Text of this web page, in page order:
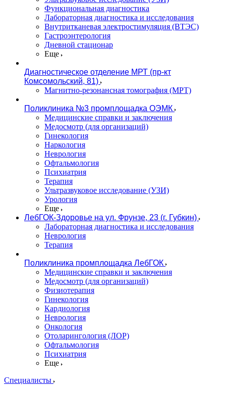
Функциональная диагностика
Лабораторная диагностика и исследования
Внутритканевая электростимуляция (ВТЭС)
Гастроэнтерология
Дневной стационар
Еще
Диагностическое отделение МРТ (пр-кт
Комсомольский, 81)
Магнитно-резонансная томография (МРТ)
Поликлиника №3 промплощадка ОЭМК
Медицинские справки и заключения
Медосмотр (для организаций)
Гинекология
Наркология
Неврология
Офтальмология
Психиатрия
Терапия
Ультразвуковое исследование (УЗИ)
Урология
Еще
ЛебГОК-Здоровье на ул. Фрунзе, 23 (г. Губкин)
Лабораторная диагностика и исследования
Неврология
Терапия
Поликлиника промплощадка ЛебГОК
Медицинские справки и заключения
Медосмотр (для организаций)
Физиотерапия
Гинекология
Кардиология
Неврология
Онкология
Отоларингология (ЛОР)
Офтальмология
Психиатрия
Еще
Специалисты